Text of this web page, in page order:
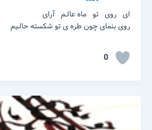
ای روی تو ماه عالـم آرای
روی بنمای چون طره ی تو شکسته
0